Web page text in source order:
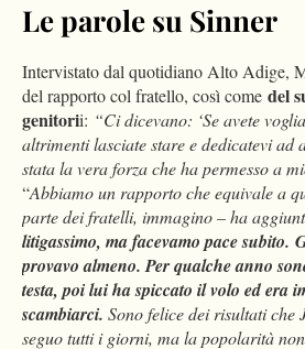
Le parole su Sinner
Intervistato dal quotidiano Alto Adige,
del rapporto col fratello, così come del
genitorii: “Ci dicevano: ‘Se avete
altrimenti lasciate stare e dedicatevi ad
stata la vera forza che ha permesso a
“Abbiamo un rapporto che equivale a
parte dei fratelli, immagino – ha
litigassimo, ma facevamo pace subito.
provavo almeno. Per qualche anno
testa, poi lui ha spiccato il volo ed era
scambiarci. Sono felice dei risultati che
seguo tutti i giorni, ma la popolarità